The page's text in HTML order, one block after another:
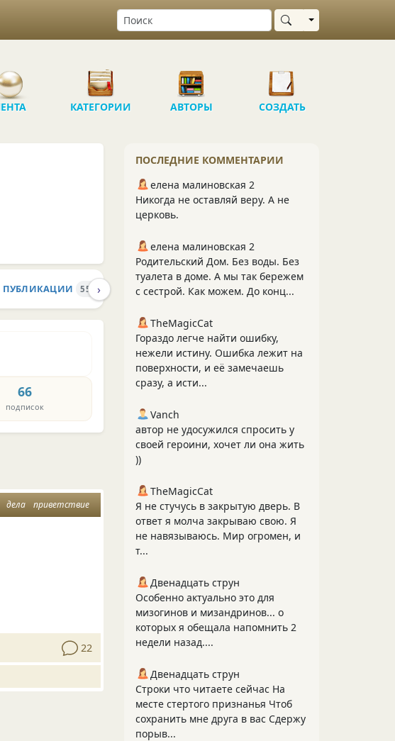
Выбрать область
КАТЕГОРИИ АВТОРЫ СОЗДАТЬ
ПУБЛИКАЦИИ 550 ПОДПИСЧИКИ 103 ПОДПИСКИ
›
66
подписок
дела приветствие
22
ПОСЛЕДНИЕ КОММЕНТАРИИ
елена малиновская 2
Никогда не оставляй веру. А не
церковь.
елена малиновская 2
Родительский Дом. Без воды. Без
туалета в доме. А мы так бережем
с сестрой. Как можем. До конц...
TheMagicCat
Гораздо легче найти ошибку,
нежели истину. Ошибка лежит на
поверхности, и её замечаешь
сразу, а исти...
Vanch
автор не удосужился спросить у
своей героини, хочет ли она жить
))
TheMagicCat
Я не стучусь в закрытую дверь. В
ответ я молча закрываю свою. Я
не навязываюсь. Мир огромен, и
т...
Двенадцать струн
Особенно актуально это для
мизогинов и мизандринов... о
которых я обещала напомнить 2
недели назад....
Двенадцать струн
Строки что читаете сейчас На
месте стертого признанья Чтоб
сохранить мне друга в вас Сдержу
порыв...